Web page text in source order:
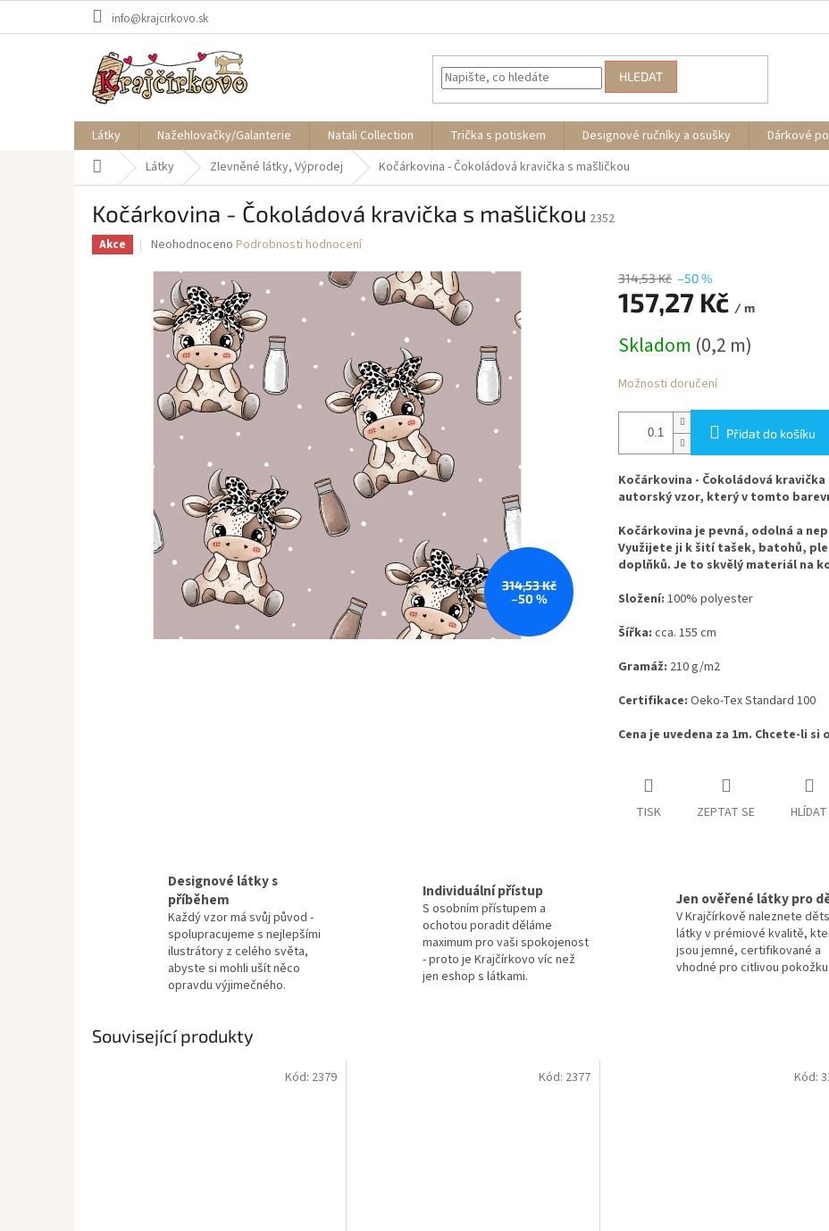
info@krajcirkovo.sk
HLEDAT
Látky Nažehlovačky/Galanterie Natali Collection Trička s potiskem Designové ručníky a osušky Dárkové
Domů Látky Zlevněné látky, Výprodej Kočárkovina - Čokoládová kravička s mašličkou
Kočárkovina - Čokoládová kravička s mašličkou 2352
Akce
Průměrné
produktu
0,0
z
hvězdiček.
Neohodnoceno Podrobnosti hodnocení
314,53 Kč
–50 %
314,53 Kč –50 %
157,27 Kč / m
cena:
Skladom (0,2 m)
Možnosti doručení
Přidat do košíku
Kočárkovina - Čokoládová
autorský vzor, ​​který v tomto
Kočárkovina je pevná, odolná a
Využijete ji k šití tašek, batohů,
doplňků. Je to skvělý materiál na
Složení: 100% polyester
Šířka: cca. 155 cm
Gramáž: 210 g/m2
Certifikace: Oeko-Tex Standard 100
Cena je uvedena za 1m. Chcete-li
TISK ZEPTAT SE HLÍDAT
Designové látky s
příběhem
Každý vzor má svůj původ -
spolupracujeme s nejlepšími
ilustrátory z celého světa,
abyste si mohli ušít něco
opravdu výjimečného.
Individuální přístup
S osobním přístupem a
ochotou poradit děláme
maximum pro vaši spokojenost
- proto je Krajčírkovo víc než
jen eshop s látkami.
Jen ověřené látky pro
V Krajčírkově naleznete
látky v prémiové kvalitě,
jsou jemné, certifikované a
vhodné pro citlivou pokožku.
Související produkty
Kód: 2379 Kód: 2377 Kód: